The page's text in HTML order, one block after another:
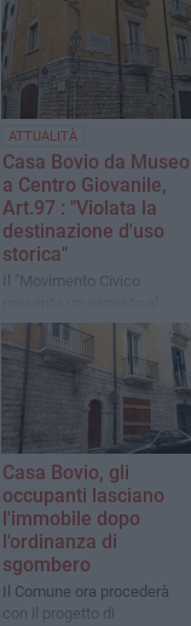
ATTUALITÀ
Casa Bovio da Museo
a Centro Giovanile,
Art.97 : "Violata la
destinazione d'uso
storica"
Il "Movimento Civico
Prefetto e alla
Soprintendenza, contestata
la modifica del vincolo
d'acquisto e l'uso parziale
dell'immobile finanziato.
Casa Bovio, gli
occupanti lasciano
l'immobile dopo
l'ordinanza di
sgombero
Il Comune ora procederà
con il progetto di